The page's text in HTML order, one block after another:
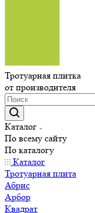
Тротуарная плитка
от производителя
Каталог
По всему сайту
По каталогу
Каталог
Тротуарная плита
Абрис
Арбор
Квадрат